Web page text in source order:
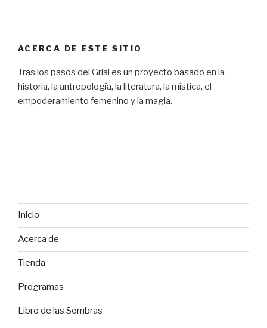
ACERCA DE ESTE SITIO
Tras los pasos del Grial es un proyecto basado en la
historia, la antropología, la literatura, la mística, el
empoderamiento femenino y la magia.
Inicio
Acerca de
Tienda
Programas
Libro de las Sombras